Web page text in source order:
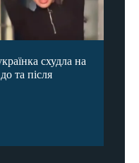
схудла на
та після